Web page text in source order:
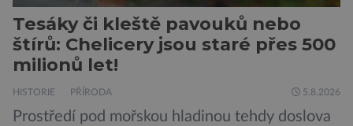
Tesáky či kleště pavouků nebo
štírů: Chelicery jsou staré přes 500
milionů let!
HISTORIE PŘÍRODA 5.8.2026
Prostředí pod mořskou hladinou tehdy doslova